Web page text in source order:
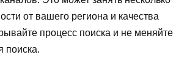
от вашего региона и качества
процесс поиска и не меняйте
поиска.